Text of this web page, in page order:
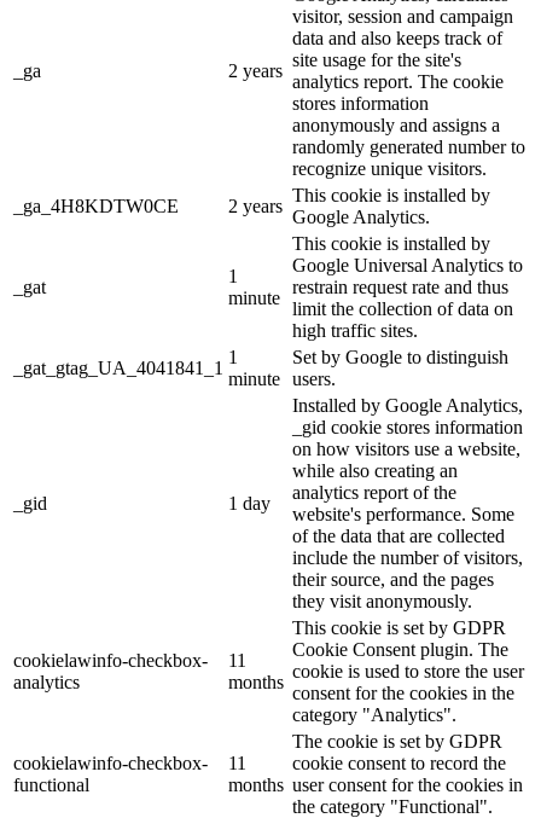
_ga 2 years
visitor, session and campaign
data and also keeps track of
site usage for the site's
analytics report. The cookie
stores information
anonymously and assigns a
randomly generated number to
recognize unique visitors.
_ga_4H8KDTW0CE
2 years
This cookie is installed by
Google Analytics.
_gat
1
minute
This cookie is installed by
Google Universal Analytics to
restrain request rate and thus
limit the collection of data on
high traffic sites.
_gat_gtag_UA_4041841_1
1
minute
Set by Google to distinguish
users.
_gid 1 day
Installed by Google Analytics,
_gid cookie stores information
on how visitors use a website,
while also creating an
analytics report of the
website's performance. Some
of the data that are collected
include the number of visitors,
their source, and the pages
they visit anonymously.
cookielawinfo-checkbox-
analytics
11
months
This cookie is set by GDPR
Cookie Consent plugin. The
cookie is used to store the user
consent for the cookies in the
category "Analytics".
cookielawinfo-checkbox-
functional
11
months
The cookie is set by GDPR
cookie consent to record the
user consent for the cookies in
the category "Functional".